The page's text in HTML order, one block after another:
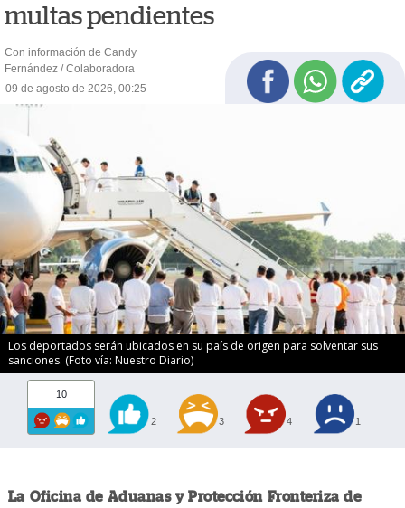
multas pendientes
Con información de Candy
Fernández / Colaboradora
09 de agosto de 2026, 00:25
Los deportados serán ubicados en su país de origen para solventar sus
sanciones. (Foto vía: Nuestro Diario)
10
2 3 4 1
La Oficina de Aduanas y Protección Fronteriza de